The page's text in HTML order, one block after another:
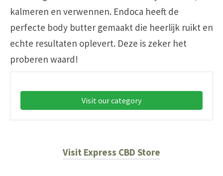
kalmeren en verwennen. Endoca heeft de
perfecte body butter gemaakt die heerlijk ruikt en
echte resultaten oplevert. Deze is zeker het
proberen waard!
Visit our category
Visit Express CBD Store